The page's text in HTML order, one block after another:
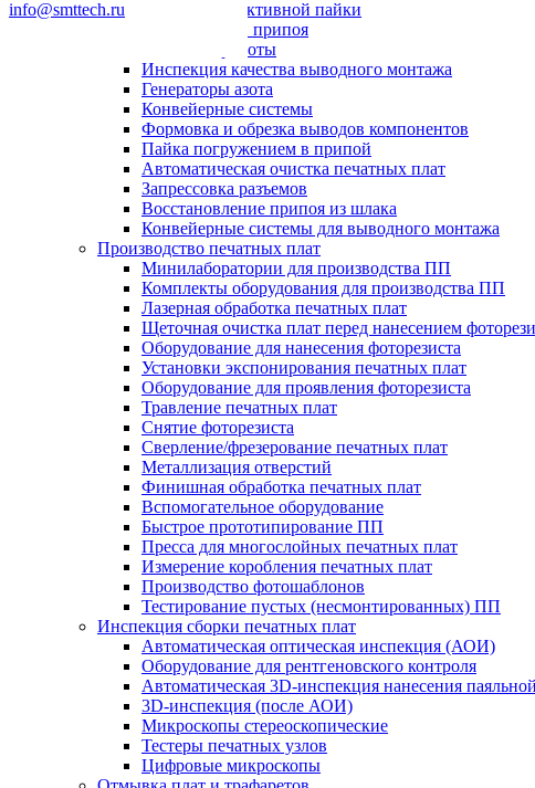
info@smttech.ru
Системы селективной пайки
Пайка волной припоя
Паяльные роботы
Инспекция качества выводного монтажа
Генераторы азота
Конвейерные системы
Формовка и обрезка выводов компонентов
Пайка погружением в припой
Автоматическая очистка печатных плат
Запрессовка разъемов
Восстановление припоя из шлака
Конвейерные системы для выводного монтажа
Производство печатных плат
Минилаборатории для производства ПП
Комплекты оборудования для производства ПП
Лазерная обработка печатных плат
Щеточная очистка плат перед нанесением
Оборудование для нанесения фоторезиста
Установки экспонирования печатных плат
Оборудование для проявления фоторезиста
Травление печатных плат
Снятие фоторезиста
Сверление/фрезерование печатных плат
Металлизация отверстий
Финишная обработка печатных плат
Вспомогательное оборудование
Быстрое прототипирование ПП
Пресса для многослойных печатных плат
Измерение коробления печатных плат
Производство фотошаблонов
Тестирование пустых (несмонтированных) ПП
Инспекция сборки печатных плат
Автоматическая оптическая инспекция (АОИ)
Оборудование для рентгеновского контроля
Автоматическая 3D-инспекция нанесения
3D-инспекция (после АОИ)
Микроскопы стереоскопические
Тестеры печатных узлов
Цифровые микроскопы